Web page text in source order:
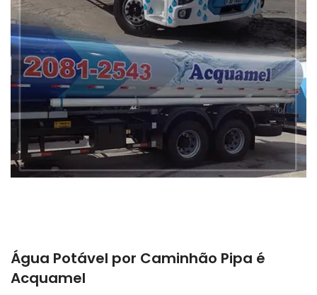
Água Potável por Caminhão Pipa é
Acquamel